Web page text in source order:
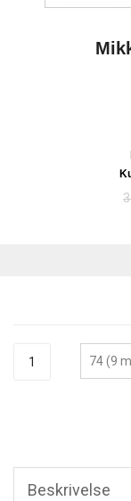
Beskrivelse